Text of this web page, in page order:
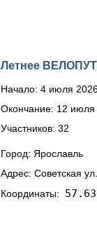
Летнее
Начало: 4 июля
Окончание: 12 июля
Участников: 32
Город: Ярославль
Адрес: Советская
Координаты: